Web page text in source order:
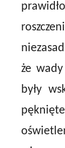
że
były